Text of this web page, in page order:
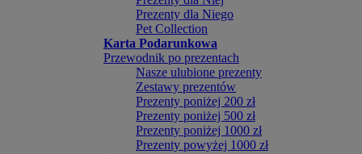
Prezenty dla Niego
Pet Collection
Karta Podarunkowa
Przewodnik po prezentach
Nasze ulubione prezenty
Zestawy prezentów
Prezenty poniżej 200 zł
Prezenty poniżej 500 zł
Prezenty poniżej 1000 zł
Prezenty powyżej 1000 zł